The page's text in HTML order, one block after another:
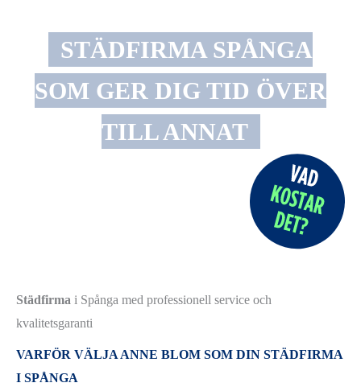
STÄDFIRMA SPÅNGA
SOM GER DIG TID ÖVER
TILL ANNAT
Städfirma i Spånga med professionell service och
kvalitetsgaranti
VARFÖR VÄLJA ANNE BLOM SOM DIN STÄDFIRMA
I SPÅNGA